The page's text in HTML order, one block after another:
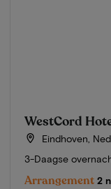
WestCord
Eindhoven,
3-Daagse
Arrangement 2